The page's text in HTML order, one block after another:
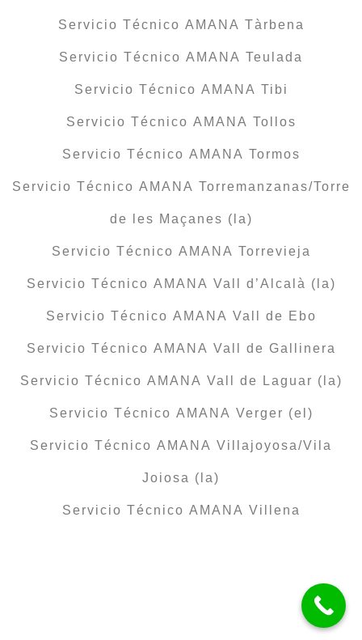
Servicio Técnico AMANA Tàrbena
Servicio Técnico AMANA Teulada
Servicio Técnico AMANA Tibi
Servicio Técnico AMANA Tollos
Servicio Técnico AMANA Tormos
Servicio Técnico AMANA Torremanzanas/Torre
de les Maçanes (la)
Servicio Técnico AMANA Torrevieja
Servicio Técnico AMANA Vall d’Alcalà (la)
Servicio Técnico AMANA Vall de Ebo
Servicio Técnico AMANA Vall de Gallinera
Servicio Técnico AMANA Vall de Laguar (la)
Servicio Técnico AMANA Verger (el)
Servicio Técnico AMANA Villajoyosa/Vila
Joiosa (la)
Servicio Técnico AMANA Villena